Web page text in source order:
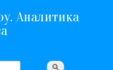
содержанию
Аналитика